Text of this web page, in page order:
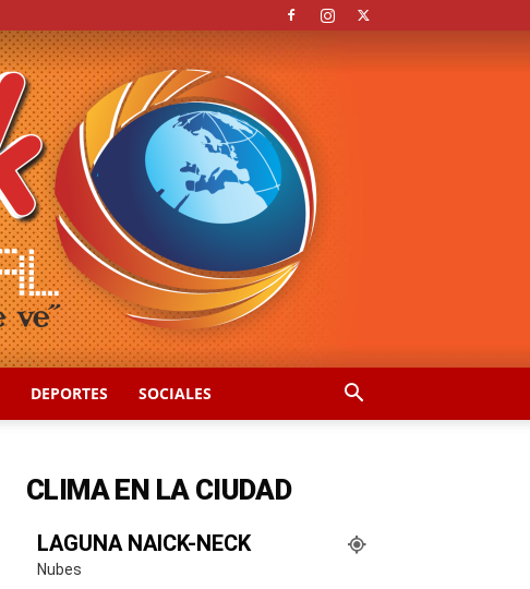
DEPORTES SOCIALES
CLIMA EN LA CIUDAD
LAGUNA NAICK-NECK
Nubes